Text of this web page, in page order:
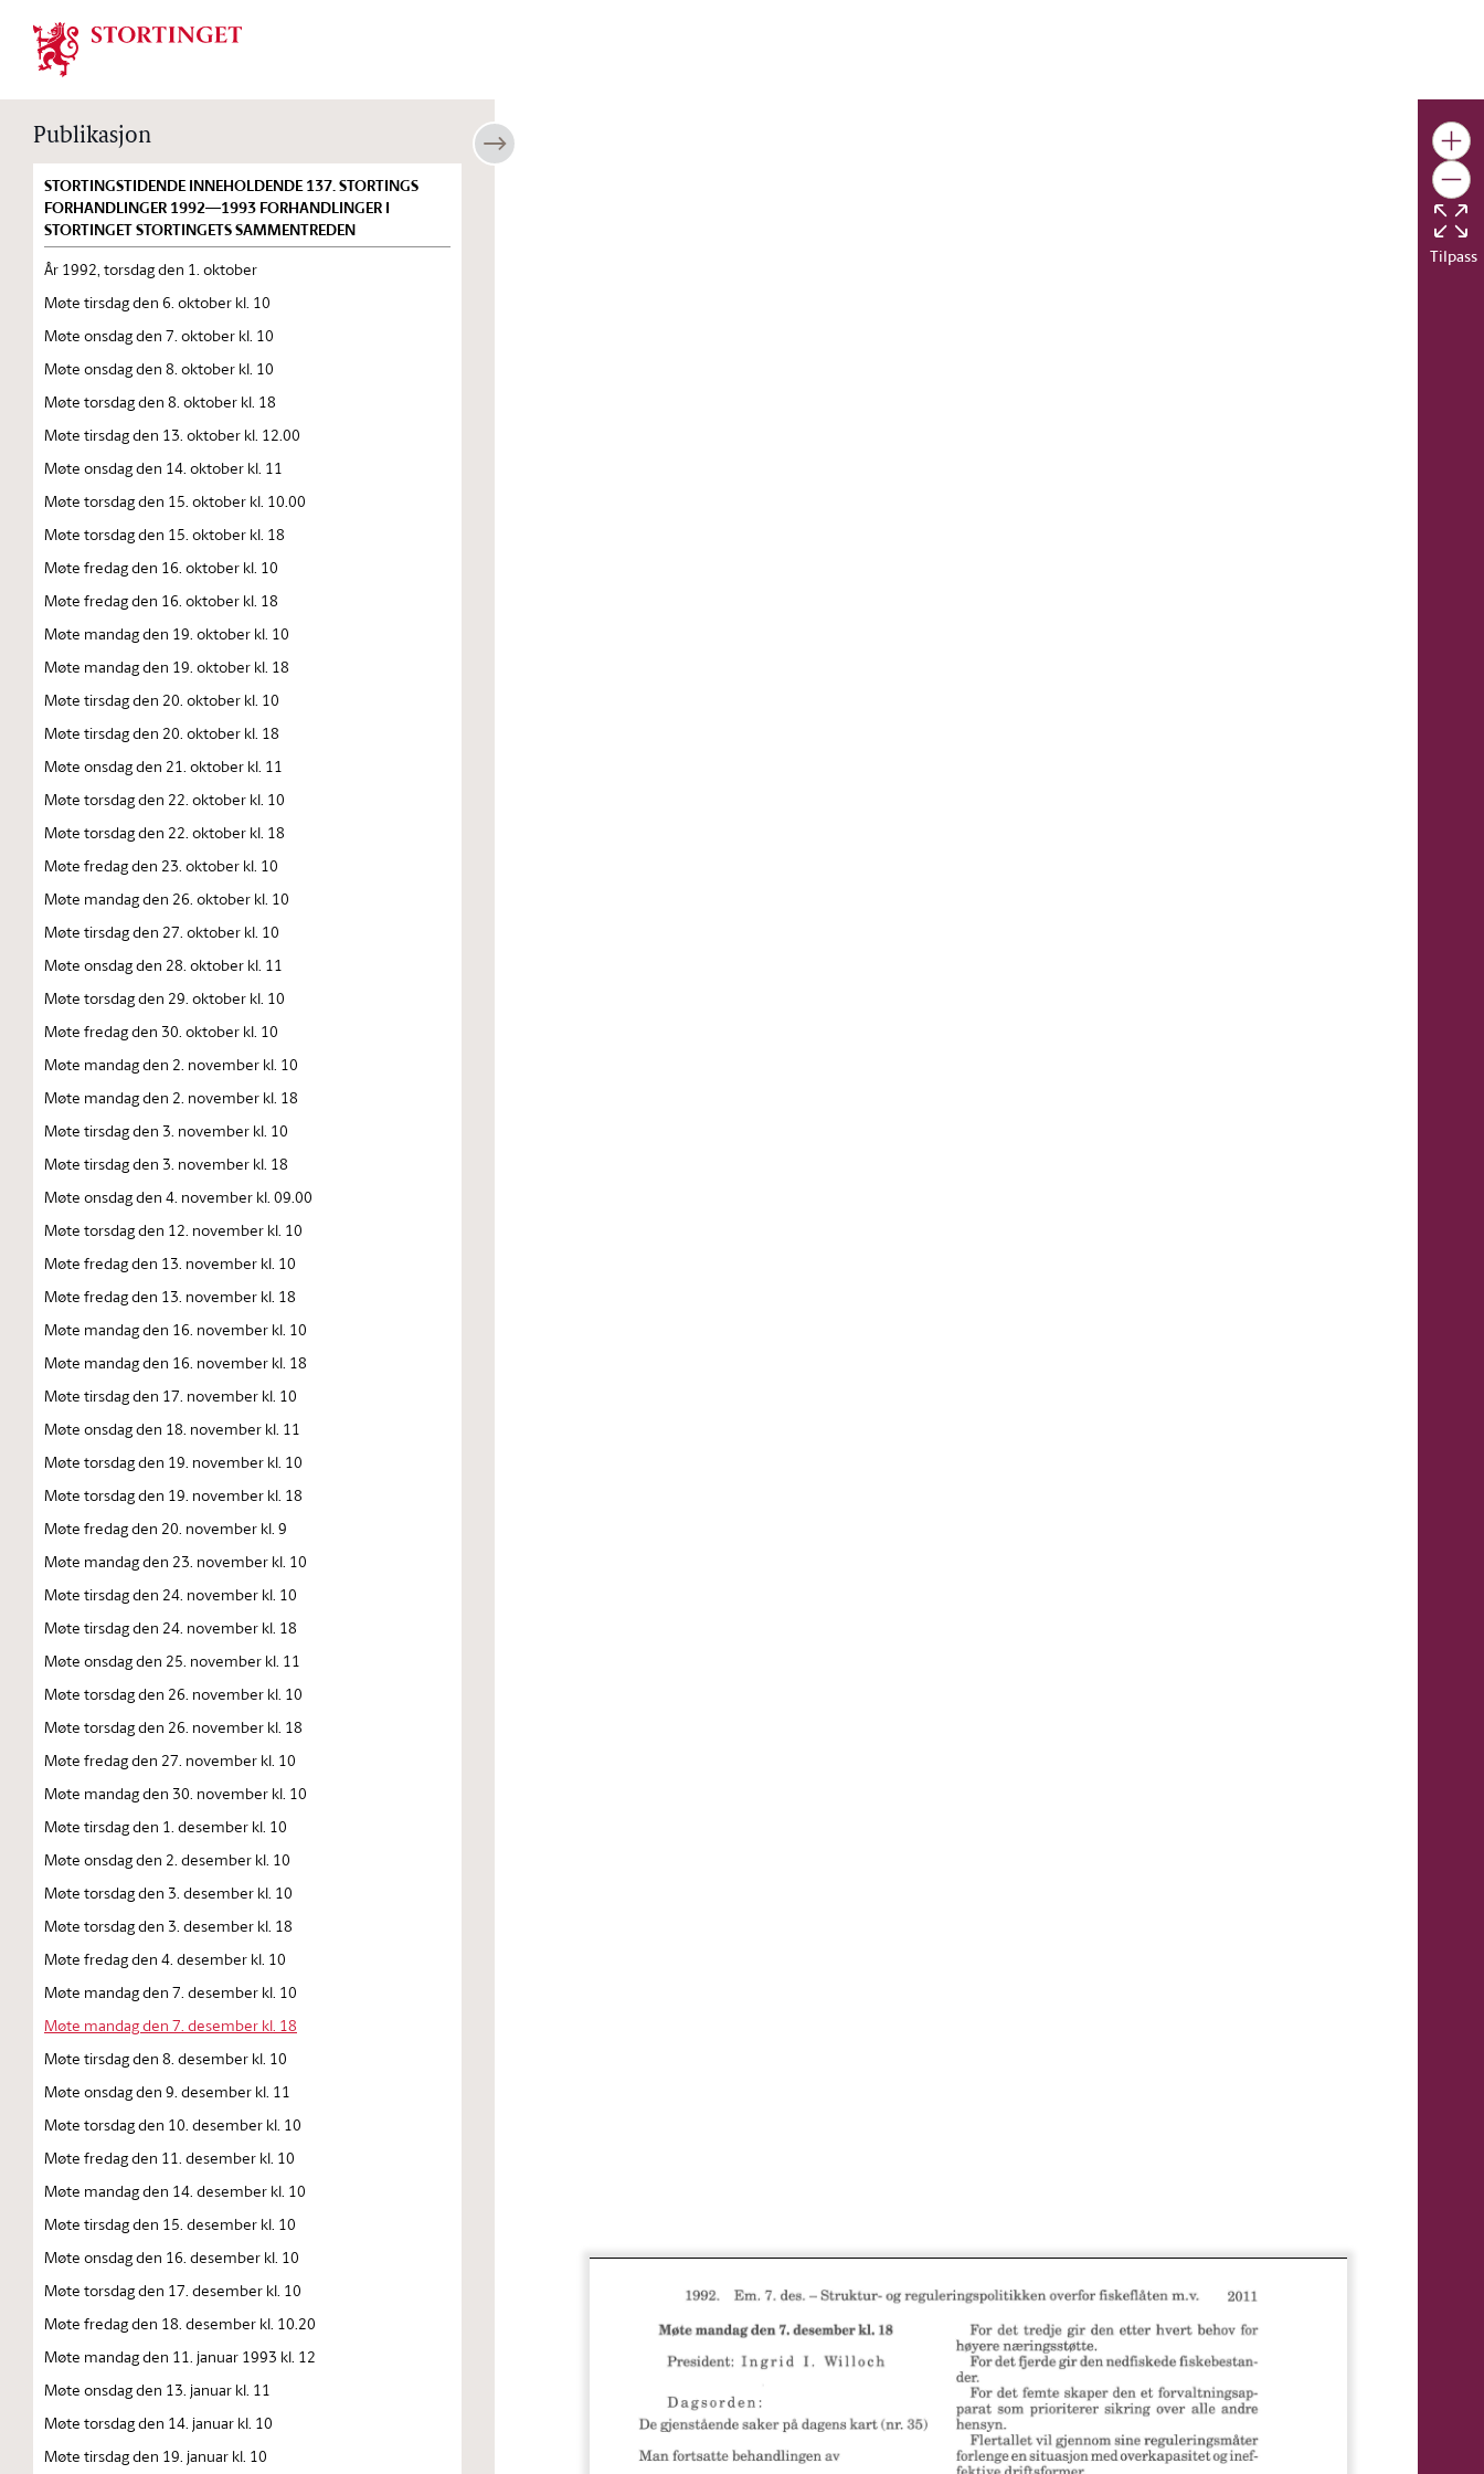
Stortinget.no
Publikasjon
STORTINGSTIDENDE INNEHOLDENDE 137. STORTINGS
FORHANDLINGER 1992—1993 FORHANDLINGER I
STORTINGET STORTINGETS SAMMENTREDEN
År 1992, torsdag den 1. oktober
Møte tirsdag den 6. oktober kl. 10
Møte onsdag den 7. oktober kl. 10
Møte onsdag den 8. oktober kl. 10
Møte torsdag den 8. oktober kl. 18
Møte tirsdag den 13. oktober kl. 12.00
Møte onsdag den 14. oktober kl. 11
Møte torsdag den 15. oktober kl. 10.00
Møte torsdag den 15. oktober kl. 18
Møte fredag den 16. oktober kl. 10
Møte fredag den 16. oktober kl. 18
Møte mandag den 19. oktober kl. 10
Møte mandag den 19. oktober kl. 18
Møte tirsdag den 20. oktober kl. 10
Møte tirsdag den 20. oktober kl. 18
Møte onsdag den 21. oktober kl. 11
Møte torsdag den 22. oktober kl. 10
Møte torsdag den 22. oktober kl. 18
Møte fredag den 23. oktober kl. 10
Møte mandag den 26. oktober kl. 10
Møte tirsdag den 27. oktober kl. 10
Møte onsdag den 28. oktober kl. 11
Møte torsdag den 29. oktober kl. 10
Møte fredag den 30. oktober kl. 10
Møte mandag den 2. november kl. 10
Møte mandag den 2. november kl. 18
Møte tirsdag den 3. november kl. 10
Møte tirsdag den 3. november kl. 18
Møte onsdag den 4. november kl. 09.00
Møte torsdag den 12. november kl. 10
Møte fredag den 13. november kl. 10
Møte fredag den 13. november kl. 18
Møte mandag den 16. november kl. 10
Møte mandag den 16. november kl. 18
Møte tirsdag den 17. november kl. 10
Møte onsdag den 18. november kl. 11
Møte torsdag den 19. november kl. 10
Møte torsdag den 19. november kl. 18
Møte fredag den 20. november kl. 9
Møte mandag den 23. november kl. 10
Møte tirsdag den 24. november kl. 10
Møte tirsdag den 24. november kl. 18
Møte onsdag den 25. november kl. 11
Møte torsdag den 26. november kl. 10
Møte torsdag den 26. november kl. 18
Møte fredag den 27. november kl. 10
Møte mandag den 30. november kl. 10
Møte tirsdag den 1. desember kl. 10
Møte onsdag den 2. desember kl. 10
Møte torsdag den 3. desember kl. 10
Møte torsdag den 3. desember kl. 18
Møte fredag den 4. desember kl. 10
Møte mandag den 7. desember kl. 10
Møte mandag den 7. desember kl. 18
Møte tirsdag den 8. desember kl. 10
Møte onsdag den 9. desember kl. 11
Møte torsdag den 10. desember kl. 10
Møte fredag den 11. desember kl. 10
Møte mandag den 14. desember kl. 10
Møte tirsdag den 15. desember kl. 10
Møte onsdag den 16. desember kl. 10
Møte torsdag den 17. desember kl. 10
Møte fredag den 18. desember kl. 10.20
Møte mandag den 11. januar 1993 kl. 12
Møte onsdag den 13. januar kl. 11
Møte torsdag den 14. januar kl. 10
Møte tirsdag den 19. januar kl. 10